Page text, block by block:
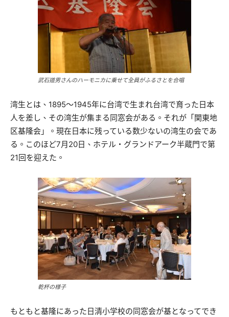
武石道男さんのハーモニカに乗せて全員がふるさとを合唱
湾生とは、1895～1945年に台湾で生まれ台湾で育った日本
人を差し、その湾生が集まる同窓会がある。それが「関東地
区基隆会」。現在日本に残っている数少ないの湾生の会であ
る。このほど7月20日、ホテル・グランドアーク半蔵門で第
21回を迎えた。
乾杯の様子
もともと基隆にあった日清小学校の同窓会が基となってでき